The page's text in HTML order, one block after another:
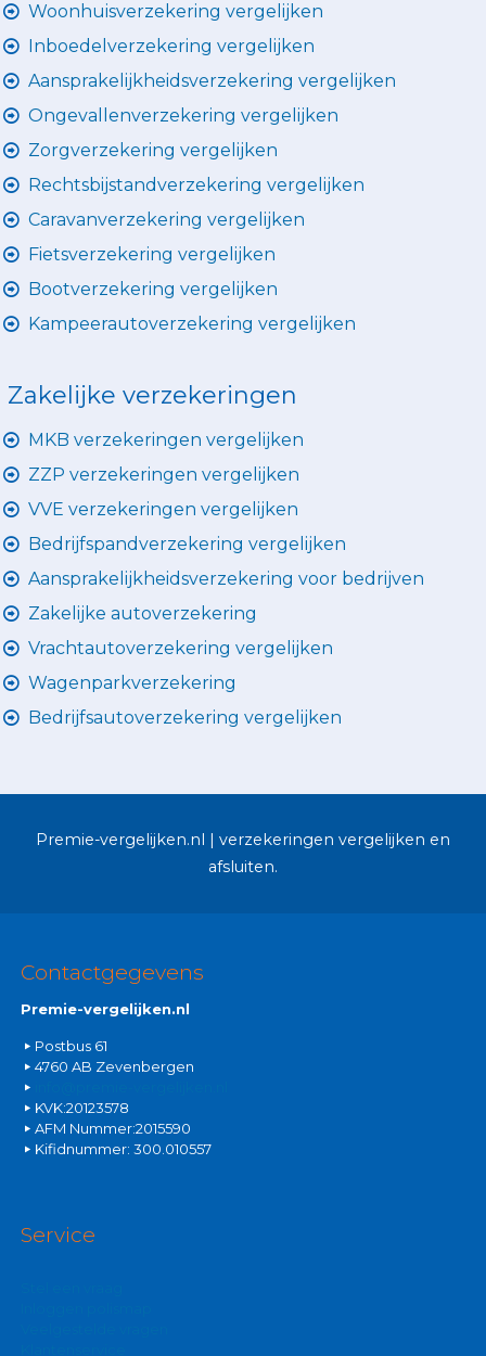
Woonhuisverzekering vergelijken
Inboedelverzekering vergelijken
Aansprakelijkheidsverzekering vergelijken
Ongevallenverzekering vergelijken
Zorgverzekering vergelijken
Rechtsbijstandverzekering vergelijken
Caravanverzekering vergelijken
Fietsverzekering vergelijken
Bootverzekering vergelijken
Kampeerautoverzekering vergelijken
Zakelijke verzekeringen
MKB verzekeringen vergelijken
ZZP verzekeringen vergelijken
VVE verzekeringen vergelijken
Bedrijfspandverzekering vergelijken
Aansprakelijkheidsverzekering voor bedrijven
Zakelijke autoverzekering
Vrachtautoverzekering vergelijken
Wagenparkverzekering
Bedrijfsautoverzekering vergelijken
Premie-vergelijken.nl | verzekeringen vergelijken en
afsluiten.
Contactgegevens
Premie-vergelijken.nl
Postbus 61
4760 AB Zevenbergen
KVK:20123578
AFM Nummer:2015590
Kifidnummer: 300.010557
Service